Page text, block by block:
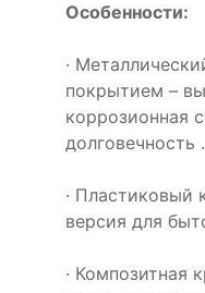
Особенности:
·
покрытием –
коррозионная
долговечность .
· Пластиковый
версия для
· Композитная